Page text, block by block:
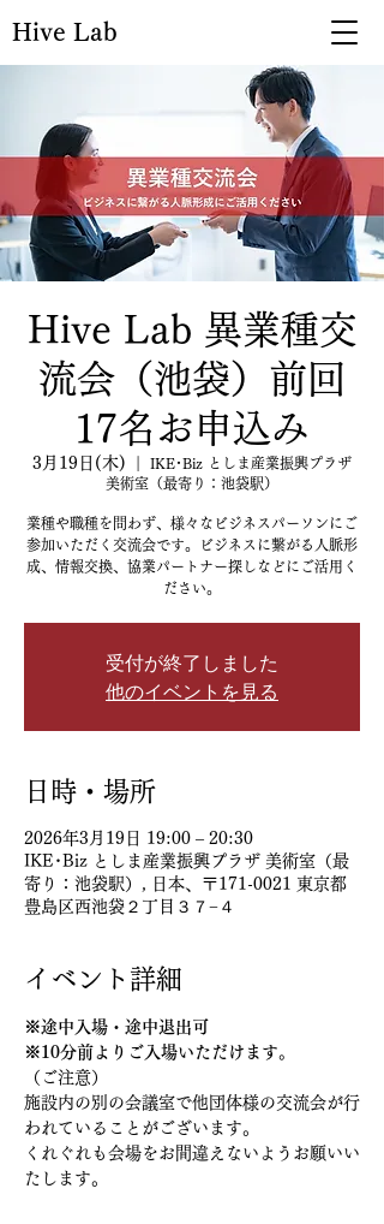
Hive Lab
Hive Lab 異業種交
流会（池袋）前回
17名お申込み
3月19日(木)
IKE･Biz としま産業振興プラザ
美術室（最寄り：池袋駅）
業種や職種を問わず、様々なビジネスパーソンにご
参加いただく交流会です。ビジネスに繋がる人脈形
成、情報交換、協業パートナー探しなどにご活用く
ださい。
受付が終了しました
他のイベントを見る
日時・場所
2026年3月19日 19:00 – 20:30
IKE･Biz としま産業振興プラザ 美術室（最
寄り：池袋駅）, 日本、〒171-0021 東京都
豊島区西池袋２丁目３７−４
イベント詳細
※途中入場・途中退出可
※10分前よりご入場いただけます。
（ご注意）
施設内の別の会議室で他団体様の交流会が行
われていることがございます。
くれぐれも会場をお間違えないようお願いい
たします。